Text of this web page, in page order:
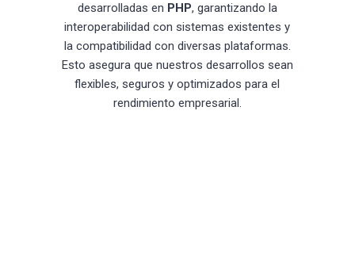
desarrolladas en PHP, garantizando la
interoperabilidad con sistemas existentes y
la compatibilidad con diversas plataformas.
Esto asegura que nuestros desarrollos sean
flexibles, seguros y optimizados para el
rendimiento empresarial.